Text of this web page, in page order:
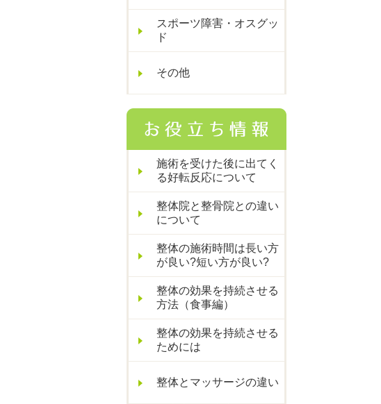
スポーツ障害・オスグッ
ド
その他
施術を受けた後に出てく
る好転反応について
整体院と整骨院との違い
について
整体の施術時間は長い方
が良い?短い方が良い?
整体の効果を持続させる
方法（食事編）
整体の効果を持続させる
ためには
整体とマッサージの違い